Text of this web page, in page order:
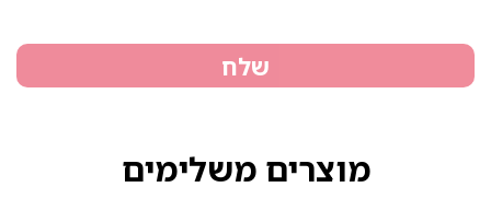
שלח
מוצרים משלימים